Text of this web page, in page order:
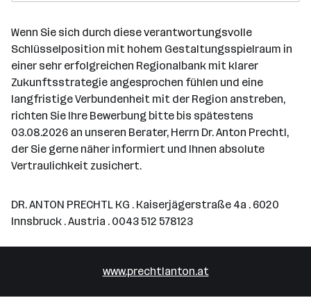
Wenn Sie sich durch diese verantwortungsvolle
Schlüsselposition mit hohem Gestaltungsspielraum in
einer sehr erfolgreichen Regionalbank mit klarer
Zukunftsstrategie angesprochen fühlen und eine
langfristige Verbundenheit mit der Region anstreben,
richten Sie Ihre Bewerbung bitte bis spätestens
03.08.2026 an unseren Berater, Herrn Dr. Anton Prechtl,
der Sie gerne näher informiert und Ihnen absolute
Vertraulichkeit zusichert.
DR. ANTON PRECHTL KG . Kaiserjägerstraße 4a . 6020
Innsbruck . Austria . 0043 512 578123
www.prechtlanton.at